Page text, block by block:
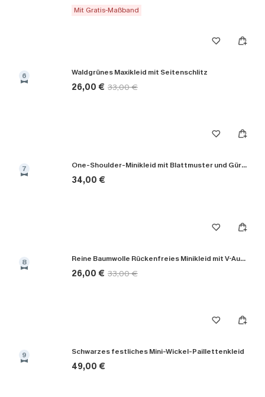
Mit Gratis-Maßband
6 Waldgrünes Maxikleid mit Seitenschlitz
26,00 € 33,00 €
7 One-Shoulder-Minikleid mit Blattmuster und Gürtel
34,00 €
8 Reine Baumwolle Rückenfreies Minikleid mit V-Ausschnitt
26,00 € 33,00 €
9 Schwarzes festliches Mini-Wickel-Paillettenkleid
49,00 €